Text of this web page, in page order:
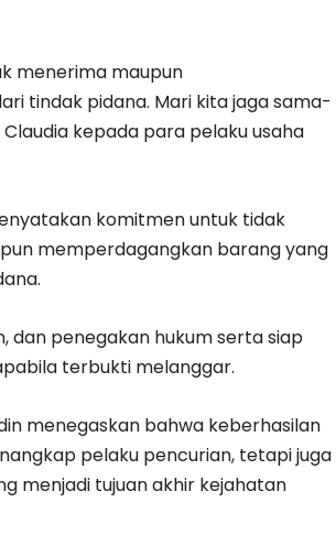
menerima maupun
tindak pidana. Mari kita jaga sama-
kepada para pelaku usaha
komitmen untuk tidak
memperdagangkan barang yang
dan penegakan hukum serta siap
terbukti melanggar.
menegaskan bahwa keberhasilan
pelaku pencurian, tetapi juga
menjadi tujuan akhir kejahatan